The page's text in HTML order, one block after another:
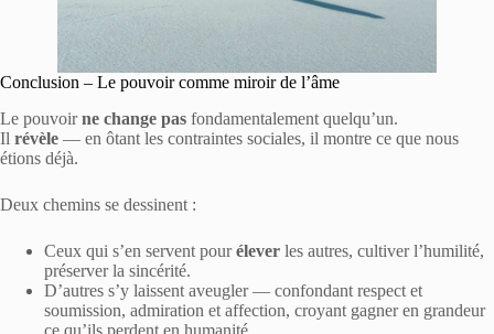
Conclusion – Le pouvoir comme miroir de l’âme
Le pouvoirne change pas fondamentalement quelqu’un.
Il révèle — en ôtant les contraintes sociales, il montre ce que nous
étions déjà.
Deux chemins se dessinent :
Ceux qui s’en servent pourélever les autres, cultiver l’humilité,
préserver la sincérité.
D’autres s’y laissent aveugler — confondant respect et
soumission, admiration et affection, croyant gagner en grandeur
ce qu’ils perdent en humanité.